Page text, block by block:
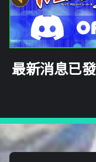
最新消息已